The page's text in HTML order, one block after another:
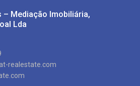
– Mediação Imobiliária,
Lda
realestate.com